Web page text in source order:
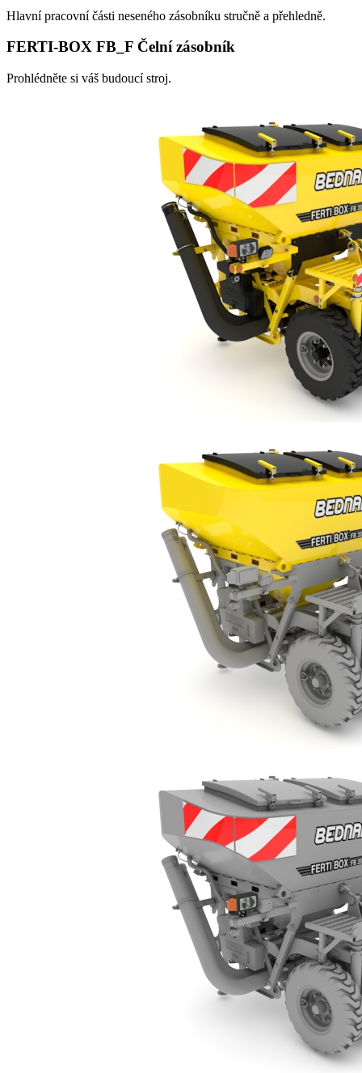
Hlavní pracovní části neseného zásobníku stručně a přehledně.
FERTI-BOX FB_F Čelní zásobník
Prohlédněte si váš budoucí stroj.